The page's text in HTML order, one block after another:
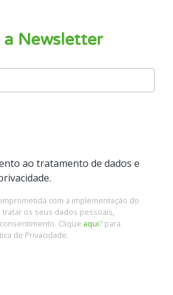
a Newsletter
ao tratamento de dados e
com a implementação do
tratar os seus dados pessoais,
Clique aqui? para
de Privacidade.